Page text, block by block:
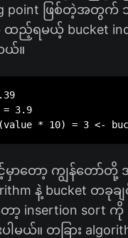
point ဖြစ်တဲ့အတွက် ၁
ရမယ့် bucket
ယ်။
= 3.9
* 10) = 3 <-
တော့ ကျွန်တော်တို့
နဲ့ bucket တခု
ာ့ insertion sort ကို
ါမယ်။ တခြား